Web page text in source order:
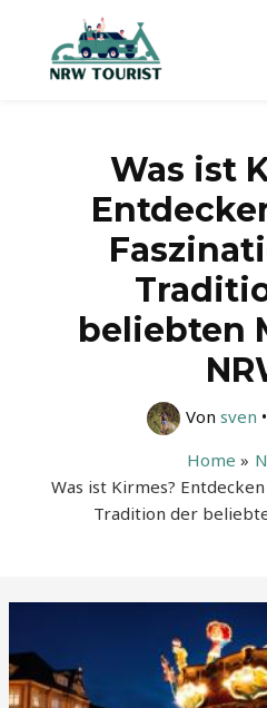
springen
Was ist
beliebten
Von sven •
Home
Was ist Kirmes?
Tradition der